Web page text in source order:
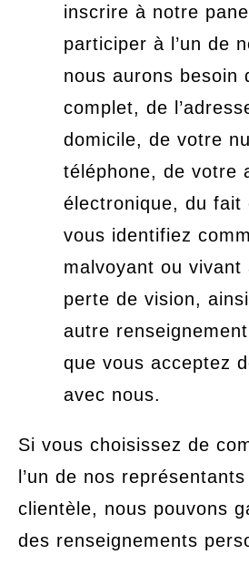
inscrire à notre
participer à l’un de
nous aurons besoin
complet, de
domicile, de votre
téléphone, de votre
électronique, du fait
vous identifiez
malvoyant ou vivant
perte de vision,
autre
que vous acceptez
avec nous.
Si vous choisissez de
l’un de nos
clientèle, nous pouvons
des renseignements